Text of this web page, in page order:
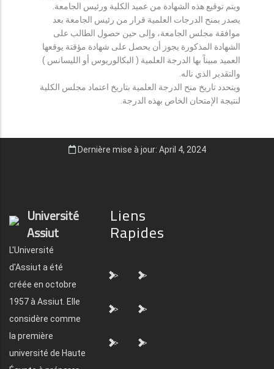
ويتم توقيع هذه الشهادة من عميد الكلية ورئيس الجامعة.
يصدر بمنح الدرجات العلمية قرار من رئيس الجامعة بعد
موافقة مجلس الجامعة، وإلى حين حصول الطالب على
الشهادة المذكورة يجوز أن يحصل على شهادة مؤقتة يوقعها
العميد مبيناً بها الدرجة العلمية ( البكالوريوس أو الليسانس )
والتقدير الذي ناله.
ويتحدد تاريخ منح الدرجة العلمية بتاريخ اعتماد مجلس الكلية
لنتيجة الإمتحان الخاص بهذه الدرجة.
Dernière mise à jour: April 4, 2024
Université
Assiut
L'Université
d'Assiut a été
créée en octobre
1957 à Assiut. Elle
considère comme
la première
université de Haute
Liens
Rapides
"> ">
"> ">
"> ">